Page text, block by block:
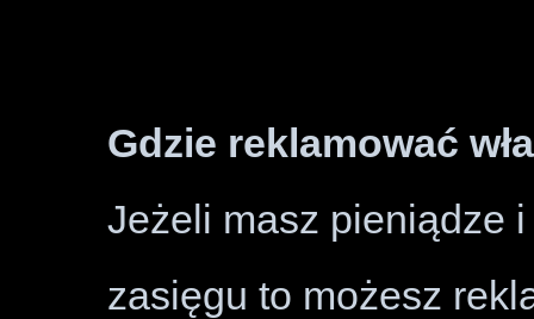
Gdzie reklamować
Jeżeli masz pieniądze
zasięgu to możesz